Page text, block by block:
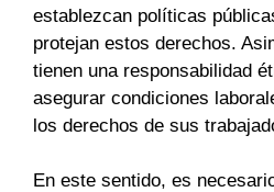
establezcan políticas
protejan estos derechos.
tienen una responsabilidad
asegurar condiciones
los derechos de sus
En este sentido, es